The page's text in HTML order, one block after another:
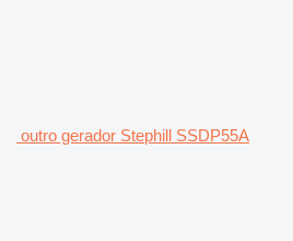
outro gerador Stephill SSDP55A